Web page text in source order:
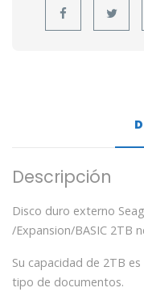
Descripción
Disco duro externo
/Expansion/BASIC 2TB
Su capacidad de 2TB
tipo de documentos.